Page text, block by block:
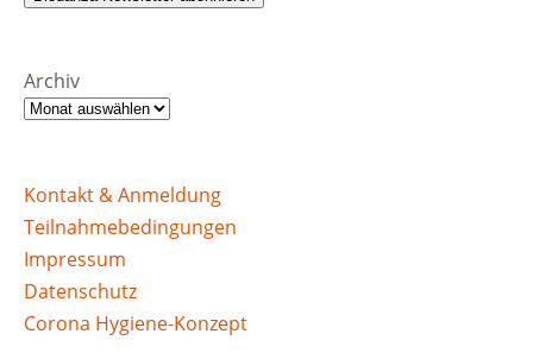
Archiv
Kontakt & Anmeldung
Teilnahmebedingungen
Impressum
Datenschutz
Corona Hygiene-Konzept